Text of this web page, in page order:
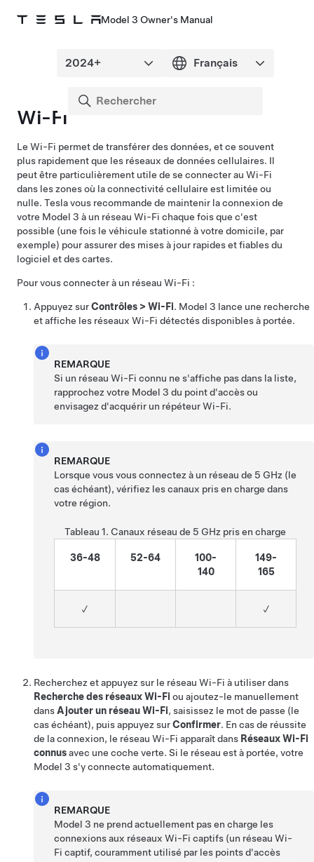
Model 3 Owner's Manual
Wi-Fi
Le Wi-Fi permet de transférer des données, et ce souvent
plus rapidement que les réseaux de données cellulaires. Il
peut être particulièrement utile de se connecter au Wi-Fi
dans les zones où la connectivité cellulaire est limitée ou
nulle. Tesla vous recommande de maintenir la connexion de
votre Model 3 à un réseau Wi-Fi chaque fois que c'est
possible (une fois le véhicule stationné à votre domicile, par
exemple) pour assurer des mises à jour rapides et fiables du
logiciel et des cartes.
Pour vous connecter à un réseau Wi-Fi :
Appuyez surContrôles > Wi-Fi. Model 3 lance une recherche
et affiche les réseaux Wi-Fi détectés disponibles à portée.
REMARQUE
Si un réseau Wi-Fi connu ne s'affiche pas dans la liste,
rapprochez votre Model 3 du point d'accès ou
envisagez d'acquérir un répéteur Wi-Fi.
REMARQUE
Lorsque vous vous connectez à un réseau de 5 GHz (le
cas échéant), vérifiez les canaux pris en charge dans
votre région.
Tableau 1. Canaux réseau de 5 GHz pris en charge
36-48 52-64
100-
140
149-
165
✓ ✓
Recherchez et appuyez sur le réseau Wi-Fi à utiliser dans
Recherche des réseaux Wi-Fi ou ajoutez-le manuellement
dans Ajouter un réseau Wi-Fi, saisissez le mot de passe (le
cas échéant), puis appuyez surConfirmer. En cas de réussite
de la connexion, le réseau Wi-Fi apparaît dans Réseaux Wi-Fi
connusavec une coche verte. Si le réseau est à portée, votre
Model 3 s'y connecte automatiquement.
REMARQUE
Model 3 ne prend actuellement pas en charge les
connexions aux réseaux Wi-Fi captifs (un réseau Wi-
Fi captif, couramment utilisé par les points d'accès